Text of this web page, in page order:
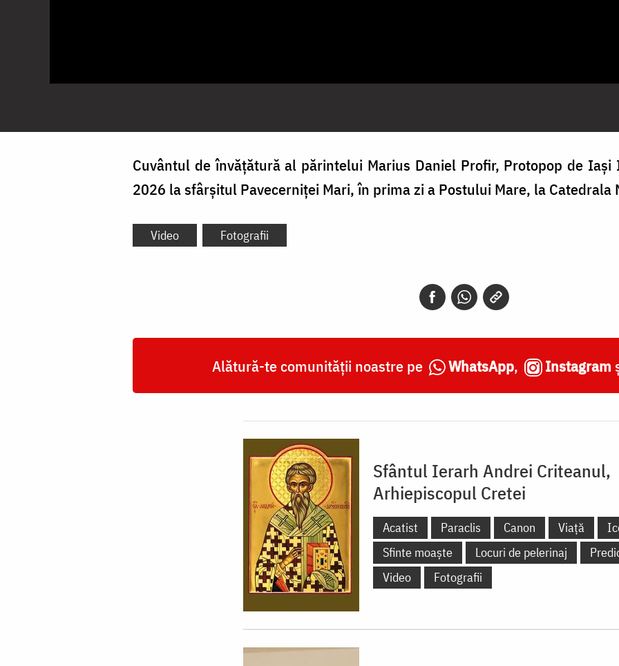
Cuvântul de învățătură al părintelui Marius Daniel Profir, Protopop de
2026 la sfârșitul Pavecerniței Mari, în prima zi a Postului Mare, la
Video Fotografii
Alătură-te comunității noastre pe WhatsApp, Instagram
Sfântul Ierarh Andrei Criteanul,
Arhiepiscopul Cretei
Acatist Paraclis Canon Viață
Sfinte moaște
Locuri de pelerinaj
Video
Fotografii